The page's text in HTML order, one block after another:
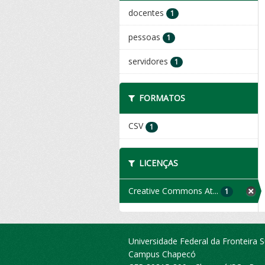
docentes 1
pessoas 1
servidores 1
FORMATOS
CSV 1
LICENÇAS
Creative Commons At... 1
Universidade Federal da Fronteira
Campus Chapecó